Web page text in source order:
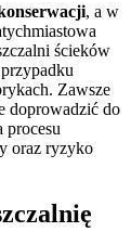
, a w
ścieków
Zawsze
doprowadzić do
procesu
oraz ryzyko